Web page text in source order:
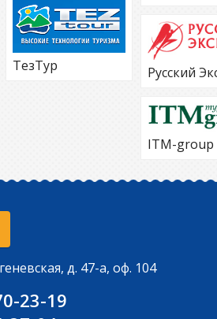
ТезТур Русский
ITM-group
д. 47-а, оф. 104
23-19